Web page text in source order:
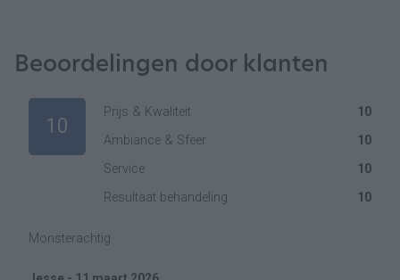
Beoordelingen door klanten
10
Prijs & Kwaliteit
10
Ambiance & Sfeer
10
Service
10
Resultaat behandeling
10
Monsterachtig